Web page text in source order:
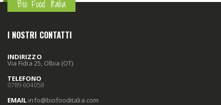
Bio Food Italia
I NOSTRI CONTATTI
INDIRIZZO
Via Fidia 25, Olbia (OT)
TELEFONO
0789 604058
EMAIL info@biofooditalia.com